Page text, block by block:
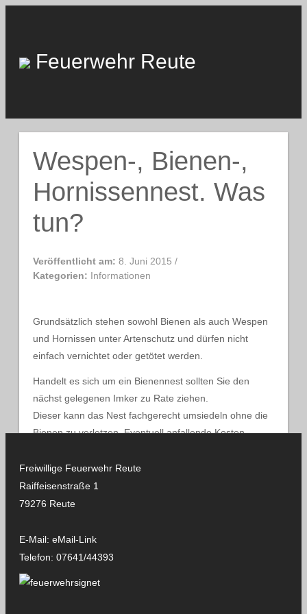
Feuerwehr Reute
Wespen-, Bienen-,
Hornissennest. Was
tun?
Veröffentlicht am: 8. Juni 2015 /
Kategorien: Informationen
Grundsätzlich stehen sowohl Bienen als auch Wespen
und Hornissen unter Artenschutz und dürfen nicht
einfach vernichtet oder getötet werden.
Handelt es sich um ein Bienennest sollten Sie den
nächst gelegenen Imker zu Rate ziehen.
Dieser kann das Nest fachgerecht umsiedeln ohne die
Bienen zu verletzen. Eventuell anfallende Kosten
Handelt es sich jedoch um ein Wespen- oder
Freiwillige Feuerwehr Reute
Raiffeisenstraße 1
79276 Reute
E-Mail: eMail-Link
Telefon: 07641/44393